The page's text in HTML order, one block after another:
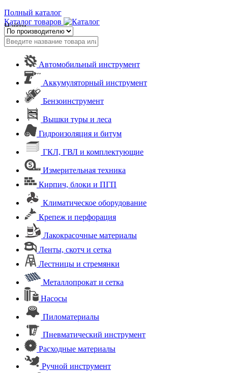
Полный каталог
Каталог товаров
Найти
Автомобильный инструмент
Аккумуляторный инструмент
Бензоинструмент
Вышки туры и леса
Гидроизоляция и битум
ГКЛ, ГВЛ и комплектующие
Измерительная техника
Кирпич, блоки и ПГП
Климатическое оборудование
Крепеж и перфорация
Лакокрасочные материалы
Ленты, скотч и сетка
Лестницы и стремянки
Металлопрокат и сетка
Насосы
Пиломатериалы
Пневматический инструмент
Расходные материалы
Ручной инструмент